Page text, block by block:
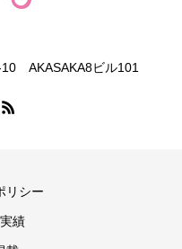
AKASAKA8ビル101
リシー
績